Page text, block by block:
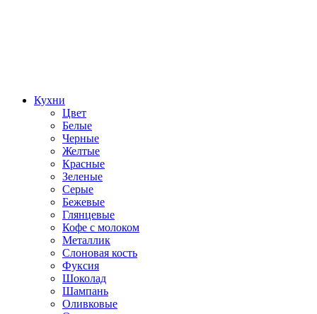
Кухни
Цвет
Белые
Черные
Желтые
Красные
Зеленые
Серые
Бежевые
Глянцевые
Кофе с молоком
Металлик
Слоновая кость
Фуксия
Шоколад
Шампань
Оливковые